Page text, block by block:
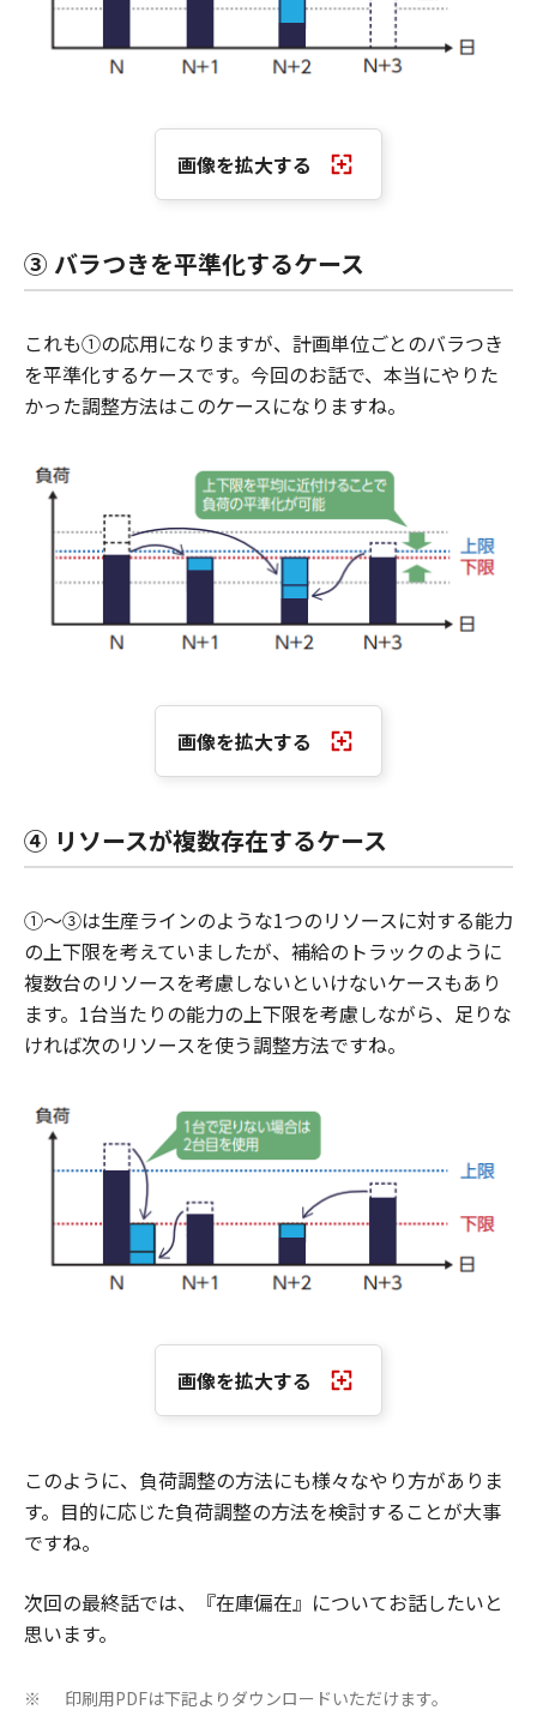
画像を拡大する
③ バラつきを平準化するケース
これも①の応用になりますが、計画単位ごとのバラつき
を平準化するケースです。今回のお話で、本当にやりた
かった調整方法はこのケースになりますね。
画像を拡大する
④ リソースが複数存在するケース
①～③は生産ラインのような1つのリソースに対する能力
の上下限を考えていましたが、補給のトラックのように
複数台のリソースを考慮しないといけないケースもあり
ます。1台当たりの能力の上下限を考慮しながら、足りな
ければ次のリソースを使う調整方法ですね。
画像を拡大する
このように、負荷調整の方法にも様々なやり方がありま
す。目的に応じた負荷調整の方法を検討することが大事
ですね。
次回の最終話では、『在庫偏在』についてお話したいと
思います。
※ 印刷用PDFは下記よりダウンロードいただけます。